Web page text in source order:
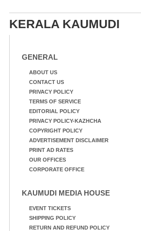
KERALA KAUMUDI
GENERAL
ABOUT US
CONTACT US
PRIVACY POLICY
TERMS OF SERVICE
EDITORIAL POLICY
PRIVACY POLICY-KAZHCHA
COPYRIGHT POLICY
ADVERTISEMENT DISCLAIMER
PRINT AD RATES
OUR OFFICES
CORPORATE OFFICE
KAUMUDI MEDIA HOUSE
EVENT TICKETS
SHIPPING POLICY
RETURN AND REFUND POLICY